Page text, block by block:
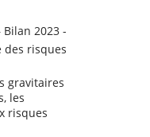
2023 -
des risques
gravitaires
les
risques